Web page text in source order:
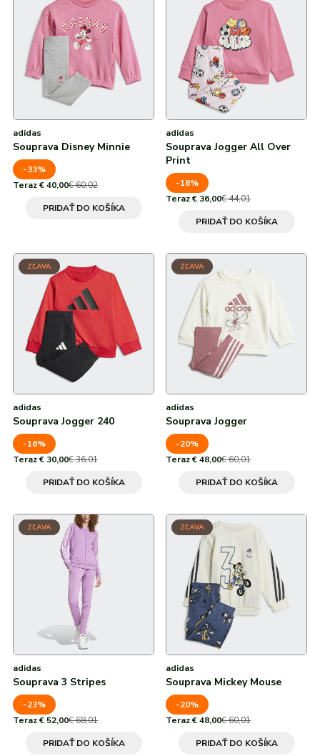
adidas
Souprava Disney Minnie
-33%
Teraz € 40,00€ 60,02
PRIDAŤ DO KOŠÍKA
adidas
Souprava Jogger All Over
Print
-18%
Teraz € 36,00€ 44,01
PRIDAŤ DO KOŠÍKA
ZĽAVA
adidas
Souprava Jogger 240
-16%
Teraz € 30,00€ 36,01
PRIDAŤ DO KOŠÍKA
ZĽAVA
adidas
Souprava Jogger
-20%
Teraz € 48,00€ 60,01
PRIDAŤ DO KOŠÍKA
ZĽAVA
adidas
Souprava 3 Stripes
-23%
Teraz € 52,00€ 68,01
PRIDAŤ DO KOŠÍKA
ZĽAVA
adidas
Souprava Mickey Mouse
-20%
Teraz € 48,00€ 60,01
PRIDAŤ DO KOŠÍKA